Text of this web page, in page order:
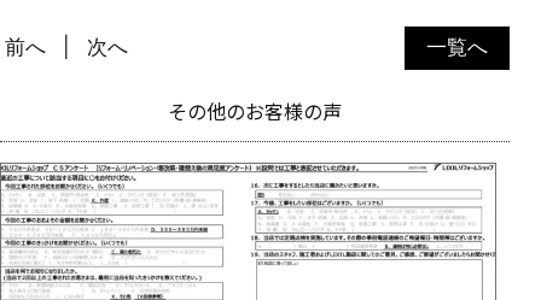
一覧へ
前へ 次へ
その他のお客様の声